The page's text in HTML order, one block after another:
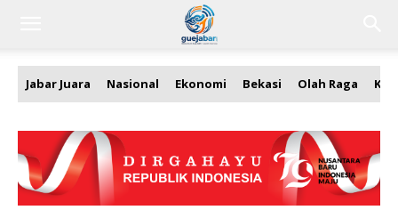
Jabar Juara Nasional Ekonomi Bekasi Olah Raga